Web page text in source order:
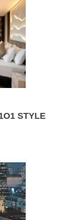
STYLE